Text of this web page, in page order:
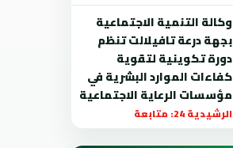
وكالة التنمية الاجتماعية
بجهة درعة تافيلالت تنظم
دورة تكوينية لتقوية
كفاءات الموارد البشرية في
مؤسسات الرعاية الاجتماعية
الرشيدية 24: متابعة